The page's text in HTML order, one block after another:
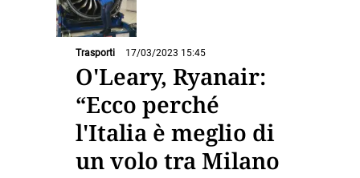
Trasporti 17/03/2023 15:45
O'Leary, Ryanair:
“Ecco perché
l'Italia è meglio di
un volo tra Milano